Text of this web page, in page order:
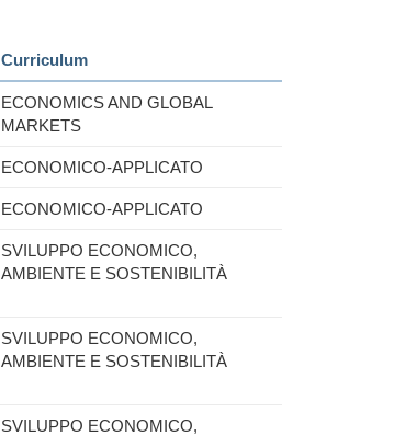
Curriculum
ECONOMICS AND GLOBAL
MARKETS
ECONOMICO-APPLICATO
ECONOMICO-APPLICATO
SVILUPPO ECONOMICO,
AMBIENTE E SOSTENIBILITÀ
SVILUPPO ECONOMICO,
AMBIENTE E SOSTENIBILITÀ
SVILUPPO ECONOMICO,